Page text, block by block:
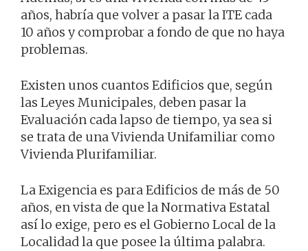
años, habría que volver a pasar la ITE cada
10 años y comprobar a fondo de que no haya
problemas.
Existen unos cuantos Edificios que, según
las Leyes Municipales, deben pasar la
Evaluación cada lapso de tiempo, ya sea si
se trata de una Vivienda Unifamiliar como
Vivienda Plurifamiliar.
La Exigencia es para Edificios de más de 50
años, en vista de que la Normativa Estatal
así lo exige, pero es el Gobierno Local de la
Localidad la que posee la última palabra.